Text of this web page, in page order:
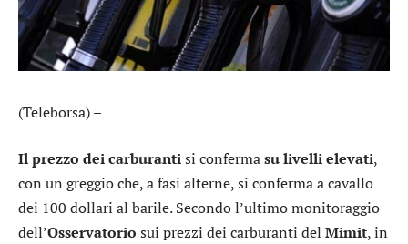
(Teleborsa) –
Il prezzo dei carburantisi confermasu livelli elevati,
con un greggio che, a fasi alterne, si conferma a cavallo
dei 100 dollari al barile. Secondo l’ultimo monitoraggio
dell’Osservatorio sui prezzi dei carburanti del Mimit, in